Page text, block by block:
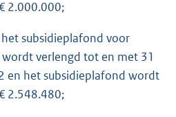
2.000.000;
subsidieplafond voor
verlengd tot en met 31
en het subsidieplafond wordt
2.548.480;